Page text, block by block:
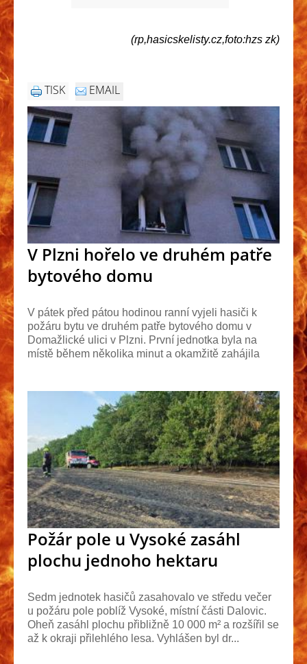
(rp,hasicskelisty.cz,foto:hzs zk)
EMAIL
TISK
V Plzni hořelo ve druhém patře
bytového domu
V pátek před pátou hodinou ranní vyjeli hasiči k
požáru bytu ve druhém patře bytového domu v
Domažlické ulici v Plzni. První jednotka byla na
místě během několika minut a okamžitě zahájila
Požár pole u Vysoké zasáhl
plochu jednoho hektaru
Sedm jednotek hasičů zasahovalo ve středu večer
u požáru pole poblíž Vysoké, místní části Dalovic.
Oheň zasáhl plochu přibližně 10 000 m² a rozšířil se
až k okraji přilehlého lesa. Vyhlášen byl dr...